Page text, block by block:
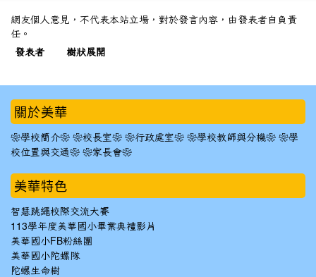
網友個人意見，不代表本站立場，對於發言內容，由發表者自負責
任。
發表者
樹狀展開
::: 關於美華
❀學校簡介❀ ❀校長室❀ ❀行政處室❀ ❀學校教師與分機❀ ❀學
校位置與交通❀ ❀家長會❀
美華特色
智慧跳繩校際交流大賽
113學年度美華國小畢業典禮影片
美華國小FB粉絲團
美華國小陀螺隊
陀螺生命樹